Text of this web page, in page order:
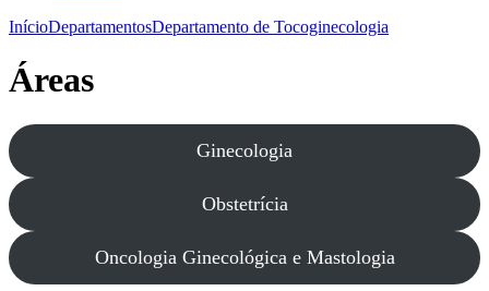
InícioDepartamentosDepartamento de Tocoginecologia
Áreas
Ginecologia
Obstetrícia
Oncologia Ginecológica e Mastologia